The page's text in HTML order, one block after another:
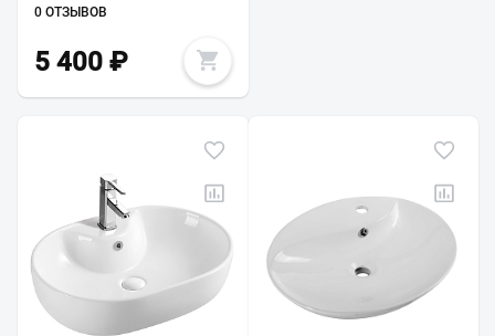
0 ОТЗЫВОВ
5 400 ₽